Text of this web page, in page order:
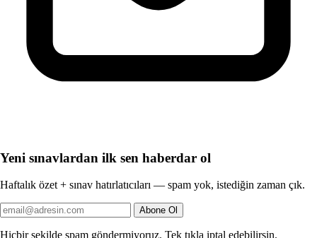
Yeni sınavlardan ilk sen haberdar ol
Haftalık özet + sınav hatırlatıcıları — spam yok, istediğin zaman çık.
Abone Ol
Hiçbir şekilde spam göndermiyoruz. Tek tıkla iptal edebilirsin.